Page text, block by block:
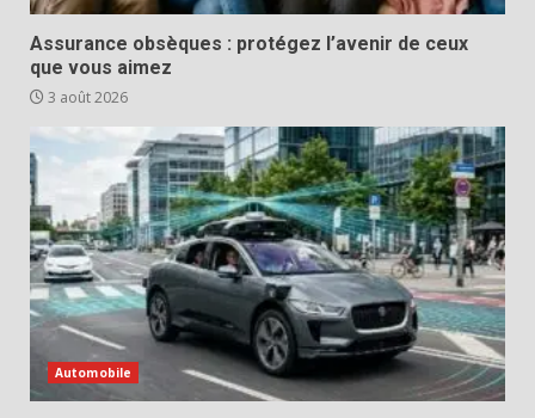
Assurance obsèques : protégez l’avenir de ceux
que vous aimez
3 août 2026
Automobile